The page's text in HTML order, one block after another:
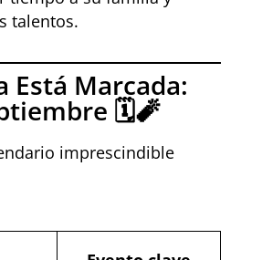
talentos.
Está Marcada:
🗓️🧨
imprescindible